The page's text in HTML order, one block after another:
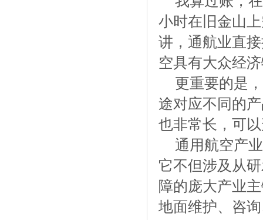
小时在旧金山
讲，通航业直
空具有大众经
更重要的是
途对应不同的
也非常长，可
通用航空产
它不但涉及从
障的庞大产业
地面维护、咨